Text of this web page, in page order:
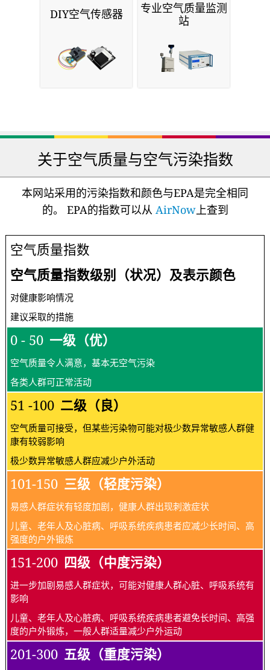
DIY空气传感器
专业空气质量监测
站
关于空气质量与空气污染指数
本网站采用的污染指数和颜色与EPA是完全相同
的。 EPA的指数可以从 AirNow上查到
空气质量指数
空气质量指数级别（状况）及表示颜色
对健康影响情况
建议采取的措施
0 - 50 一级（优）
空气质量令人满意，基本无空气污染
各类人群可正常活动
51 -100 二级（良）
空气质量可接受，但某些污染物可能对极少数异常敏感人群健
康有较弱影响
极少数异常敏感人群应减少户外活动
101-150 三级（轻度污染）
易感人群症状有轻度加剧，健康人群出现刺激症状
儿童、老年人及心脏病、呼吸系统疾病患者应减少长时间、高
强度的户外锻炼
151-200 四级（中度污染）
进一步加剧易感人群症状，可能对健康人群心脏、呼吸系统有
影响
儿童、老年人及心脏病、呼吸系统疾病患者避免长时间、高强
度的户外锻炼，一般人群适量减少户外运动
201-300 五级（重度污染）